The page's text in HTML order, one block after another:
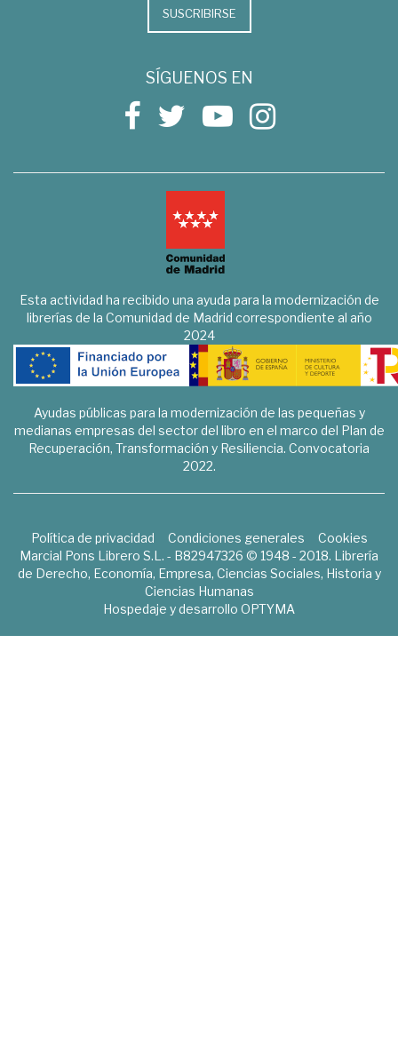
SUSCRIBIRSE
SÍGUENOS EN
Esta actividad ha recibido una ayuda para la modernización de
librerías de la Comunidad de Madrid correspondiente al año
2024
Ayudas públicas para la modernización de las pequeñas y
medianas empresas del sector del libro en el marco del Plan de
Recuperación, Transformación y Resiliencia. Convocatoria
2022.
Política de privacidad Condiciones generales
Cookies
Marcial Pons Librero S.L. - B82947326 © 1948 - 2018. Librería
de Derecho, Economía, Empresa, Ciencias Sociales, Historia y
Ciencias Humanas
Hospedaje y desarrollo OPTYMA